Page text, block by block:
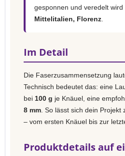
gesponnen und veredelt wird
Mittelitalien, Florenz
Im Detail
Die Faserzusammensetzung
Technisch bedeutet das: eine
bei 100 g je Knäuel, eine
8 mm . So lässt sich dein
– vom ersten Knäuel bis zur
Produktdetails auf